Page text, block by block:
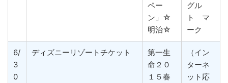
ペー
ン」☆
明治☆
グル
ト マ
ーク
6/
3
0
ディズニーリゾートチケット
第一生
命２０
１５春
（イン
ターネ
ット応